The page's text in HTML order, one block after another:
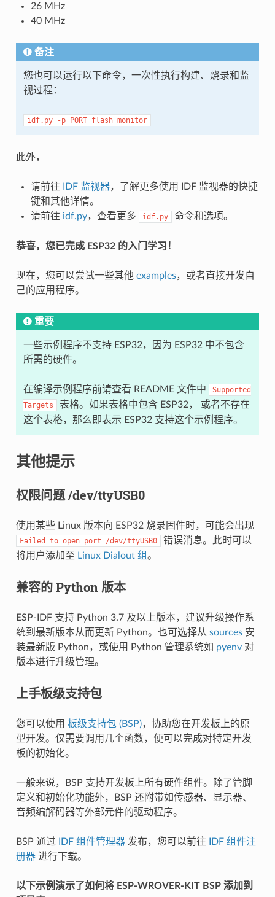
26 MHz
40 MHz
备注
您也可以运行以下命令，一次性执行构建、烧录和监
视过程：
idf.py -p PORT flash monitor
此外，
请前往 IDF 监视器，了解更多使用 IDF 监视器的快捷
键和其他详情。
请前往 idf.py，查看更多 idf.py 命令和选项。
恭喜，您已完成 ESP32 的入门学习！
现在，您可以尝试一些其他 examples，或者直接开发自
己的应用程序。
重要
一些示例程序不支持 ESP32，因为 ESP32 中不包含
所需的硬件。
在编译示例程序前请查看 README 文件中
Supported
Targets
表格。如果表格中包含 ESP32， 或者不存在
这个表格，那么即表示 ESP32 支持这个示例程序。
其他提示
权限问题 /dev/ttyUSB0
使用某些 Linux 版本向 ESP32 烧录固件时，可能会出现
Failed to open port /dev/ttyUSB0
错误消息。此时可以
将用户添加至 Linux Dialout 组。
兼容的 Python 版本
ESP-IDF 支持 Python 3.7 及以上版本，建议升级操作系
统到最新版本从而更新 Python。也可选择从 sources安
装最新版 Python，或使用 Python 管理系统如 pyenv对
版本进行升级管理。
上手板级支持包
您可以使用 板级支持包 (BSP)，协助您在开发板上的原
型开发。仅需要调用几个函数，便可以完成对特定开发
板的初始化。
一般来说，BSP 支持开发板上所有硬件组件。除了管脚
定义和初始化功能外，BSP 还附带如传感器、显示器、
音频编解码器等外部元件的驱动程序。
BSP 通过 IDF 组件管理器发布，您可以前往
IDF 组件注
册器进行下载。
以下示例演示了如何将 ESP-WROVER-KIT BSP 添加到